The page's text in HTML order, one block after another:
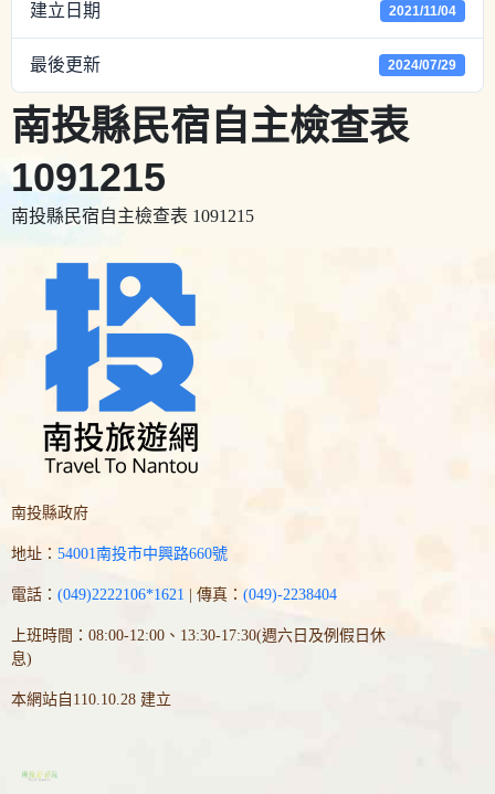
建立日期 2021/11/04
最後更新 2024/07/29
南投縣民宿自主檢查表
1091215
南投縣民宿自主檢查表 1091215
南投縣政府
地址： 54001南投市中興路660號
電話： (049)2222106*1621 | 傳真： (049)-2238404
上班時間：08:00-12:00、13:30-17:30(週六日及例假日休
息)
本網站自110.10.28 建立